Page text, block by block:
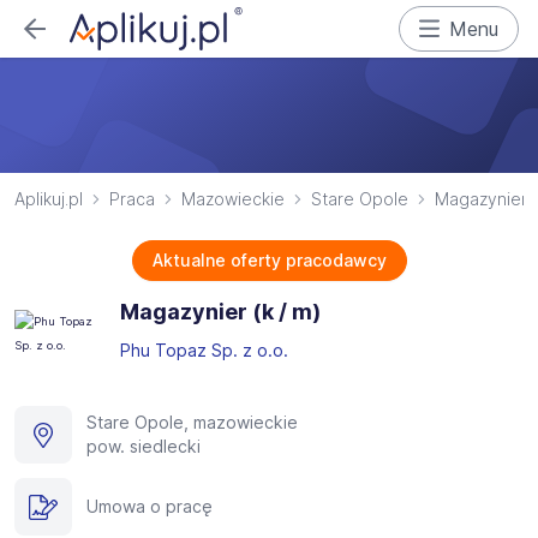
Menu
Aplikuj.pl Praca Mazowieckie Stare Opole Magazynier
Aktualne oferty pracodawcy
Magazynier (k / m)
Phu Topaz Sp. z o.o.
Stare Opole, mazowieckie
pow. siedlecki
Umowa o pracę